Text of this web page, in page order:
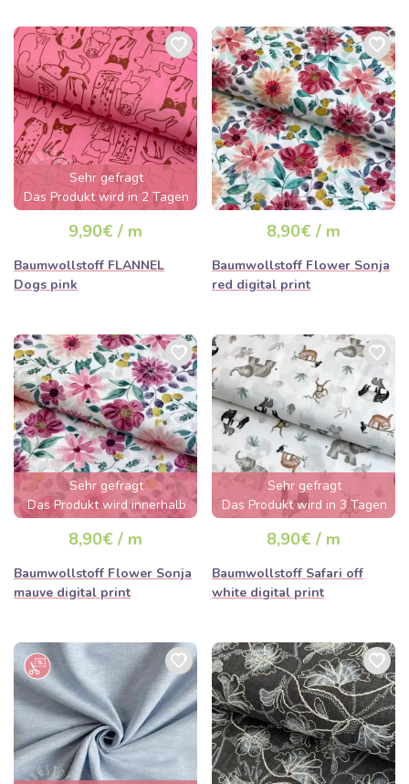
Sehr gefragt
Das Produkt wird in 2 Tagen
ausverkauft sein
9,90€ / m
Baumwollstoff FLANNEL
Dogs pink
8,90€ / m
Baumwollstoff Flower Sonja
red digital print
Sehr gefragt
Das Produkt wird innerhalb
von wenigen Stunden
ausverkauft sein
8,90€ / m
Baumwollstoff Flower Sonja
mauve digital print
Sehr gefragt
Das Produkt wird in 3 Tagen
ausverkauft sein
8,90€ / m
Baumwollstoff Safari off
white digital print